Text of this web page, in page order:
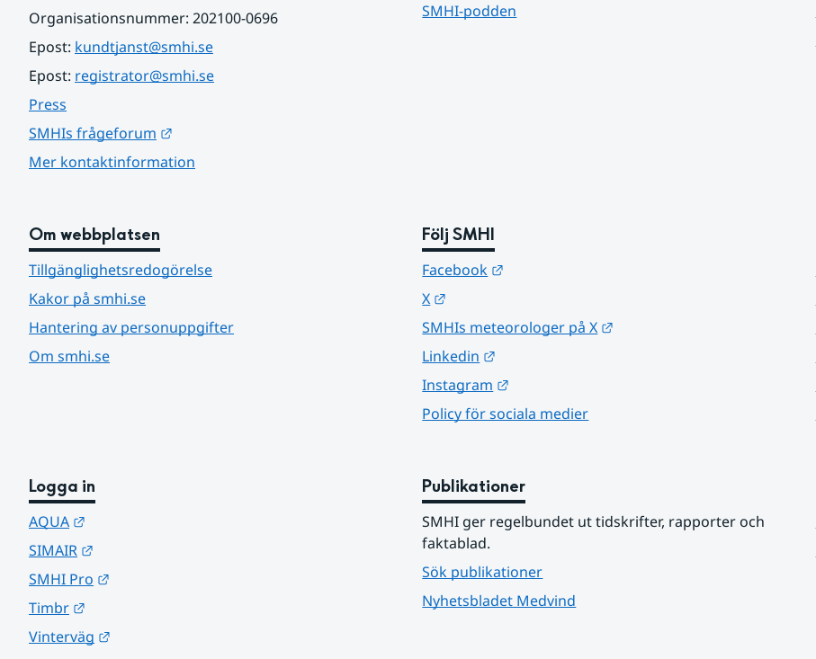
Organisationsnummer: 202100-0696
Epost: kundtjanst@smhi.se
Epost: registrator@smhi.se
Press
SMHIs frågeforum
Mer kontaktinformation
SMHI-podden
Om webbplatsen
Tillgänglighetsredogörelse
Kakor på smhi.se
Hantering av personuppgifter
Om smhi.se
Följ SMHI
Facebook
X
SMHIs meteorologer på X
Linkedin
Instagram
Policy för sociala medier
Logga in
AQUA
SIMAIR
SMHI Pro
Timbr
Vinterväg
Publikationer
SMHI ger regelbundet ut tidskrifter, rapporter och
faktablad.
Sök publikationer
Nyhetsbladet Medvind